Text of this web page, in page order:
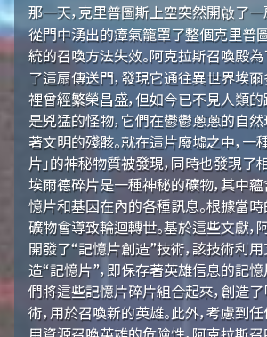
那一天，克里普圖斯上空突然開啟了一
從門中湧出的瘴氣籠罩了整個克里普
統的召喚方法失效。阿克拉斯召喚殿為
了這扇傳送門，發現它通往異世界埃
裡曾經繁榮昌盛，但如今已不見人類的
是兇猛的怪物，它們在鬱鬱蔥蔥的自
著文明的殘骸。就在這片廢墟之中，一
片」的神秘物質被發現，同時也發現了
埃爾德碎片是一種神秘的礦物，其中
憶片和基因在內的各種訊息。根據當時
礦物會導致輪迴轉世。基於這些文獻，
開發了“記憶片創造”技術，該技術利
造“記憶片”，即保存著英雄信息的記憶
們將這些記憶片碎片組合起來，創造了
術，用於召喚新的英雄。此外，考慮到